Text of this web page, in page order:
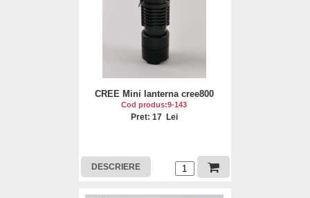
CREE Mini lanterna cree800
Cod produs:9-143
Pret: 17 Lei
DESCRIERE